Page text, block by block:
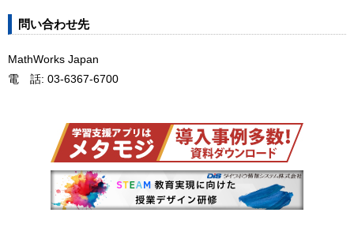
問い合わせ先
MathWorks Japan
電 話: 03-6367-6700